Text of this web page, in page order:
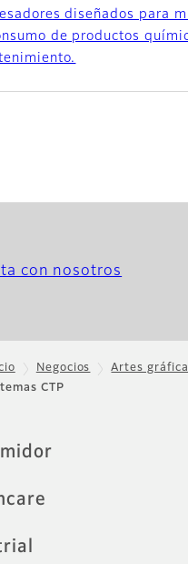
diseñados para
de productos
con nosotros
Negocios
Artes
CTP